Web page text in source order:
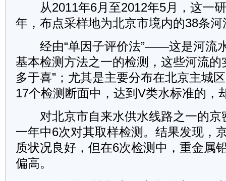
从2011年6月至2012年5月，这一
年，布点采样地为北京市境内的38条河
经由“单因子评价法”——这是河流
基本检测方法之一的检测，这些河流的
多于喜”；尤其是主要分布在北京主城
17个检测断面中，达到V类水标准的，
对北京市自来水供水线路之一的京
一年中6次对其取样检测。结果发现，
质状况良好，但在6次检测中，重金属
偏高。